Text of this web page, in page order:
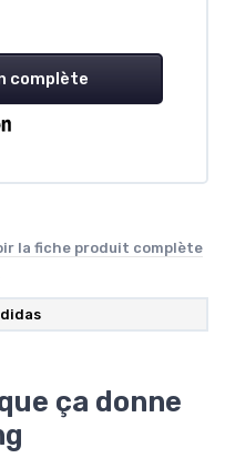
complète
la fiche produit complète
ça donne